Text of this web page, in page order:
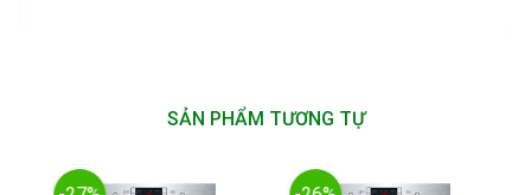
SẢN PHẨM TƯƠNG TỰ